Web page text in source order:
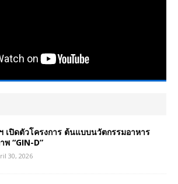
เปิดตัวโครงการ ต้นแบบนวัตกรรมอาหาร
พ “GIN-D”
30, 2026